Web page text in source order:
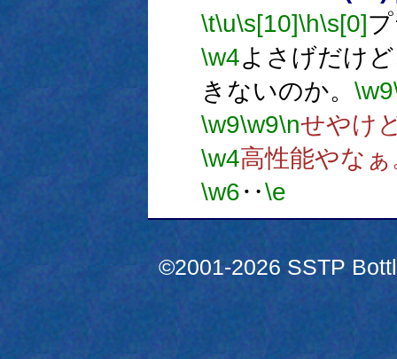
\t\u\s[10]\h\s[0]
\w4よさげだけ
きないのか。 \w9
\w9\w9\nせやけ
\w4高性能やなぁ
\w6‥\e
©2001-2026 SSTP